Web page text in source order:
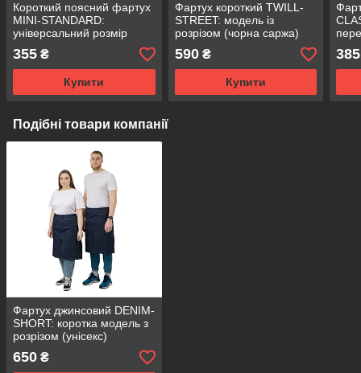
Короткий поясний фартух
MINI-STANDARD:
універсальний розмір
(чорний)
355 ₴
Купити
Фартух короткий TWILL-
STREET: модель із
розрізом (чорна саржа)
590₴
Купити
385
Подібні товари компанії
Фартух джинсовий DENIM-
SHORT: коротка модель з
розрізом (унісекс)
650 ₴